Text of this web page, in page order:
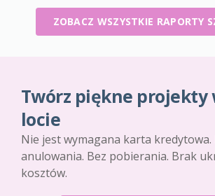
ZOBACZ WSZYSTKIE RAPORTY
Twórz piękne projekty
locie
Nie jest wymagana karta
anulowania. Bez pobierania. Brak
kosztów.